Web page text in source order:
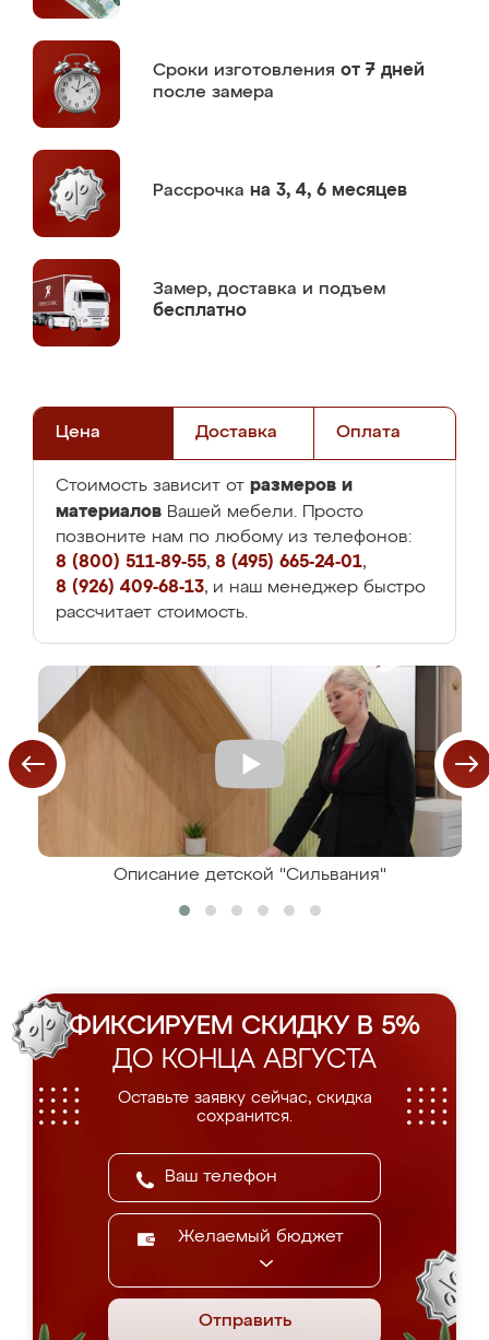
Сроки изготовления от 7 дней
после замера
Рассрочка на 3, 4, 6 месяцев
Замер, доставка и подъем
бесплатно
Цена Доставка Оплата
Стоимость зависит от размеров и
материалов Вашей мебели. Просто
позвоните нам по любому из телефонов:
8 (800) 511-89-55, 8 (495) 665-24-01,
8 (926) 409-68-13, и наш менеджер быстро
рассчитает стоимость.
Описание детской "Сильвания"
ФИКСИРУЕМ СКИДКУ В 5%
ДО КОНЦА АВГУСТА
Оставьте заявку сейчас, скидка
сохранится.
Желаемый бюджет
Отправить